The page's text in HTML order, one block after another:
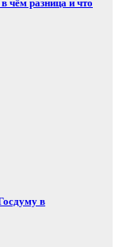
чём разница и что
в